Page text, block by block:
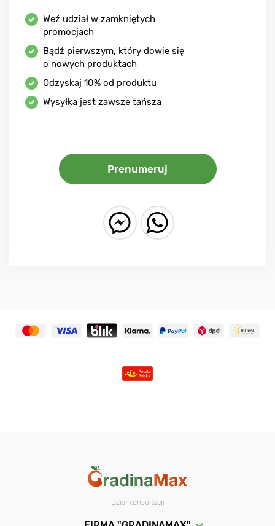
Weź udział w zamkniętych
promocjach
Bądź pierwszym, który dowie się
o nowych produktach
Odzyskaj 10% od produktu
Wysyłka jest zawsze tańsza
Prenumeruj
Dział konsultacji